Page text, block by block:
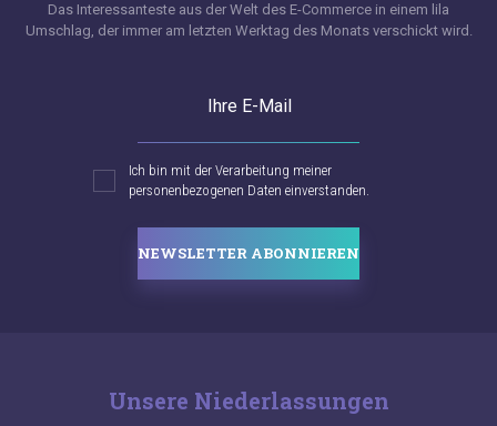
Das Interessanteste aus der Welt des E-Commerce in einem lila
Umschlag, der immer am letzten Werktag des Monats verschickt wird.
Ihre E-Mail
Ich bin mit der Verarbeitung meiner
personenbezogenen Daten einverstanden.
NEWSLETTER ABONNIEREN
Unsere Niederlassungen